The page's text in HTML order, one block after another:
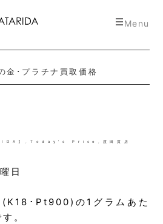
toggle
Menu
･プラチナ買取価格
】 Today's Price 渡田質店
日
(K18･Pt900)の1グラムあた
。